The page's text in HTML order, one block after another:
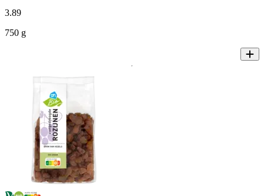
3.89
750 g